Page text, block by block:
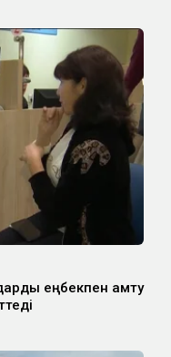
еңбекпен қамту